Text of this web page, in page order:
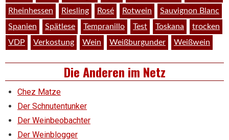
Rheinhessen
Riesling Rosé Rotwein
Sauvignon Blanc
Spanien
Spätlese Tempranillo Test Toskana
trocken
VDP
Verkostung Wein Weißburgunder Weißwein
Die Anderen im Netz
Chez Matze
Der Schnutentunker
Der Weinbeobachter
Der Weinblogger